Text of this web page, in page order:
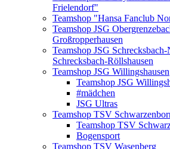
Frielendorf"
Teamshop "Hansa Fanclub
Teamshop JSG
Großropperhausen
Teamshop JSG
Schrecksbach-Röllshausen
Teamshop JSG Willingshausen
Teamshop JSG
#mädchen
JSG Ultras
Teamshop TSV
Teamshop TSV
Bogensport
Teamshop TSV Wasenberg